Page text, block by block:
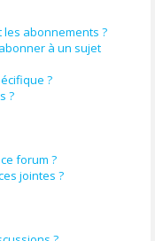
abonnements ?
à un sujet
?
?
forum ?
jointes ?